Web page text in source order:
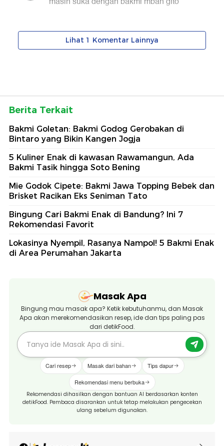
Berita Terkait
Bakmi Goletan: Bakmi Godog Gerobakan di
Bintaro yang Bikin Kangen Jogja
5 Kuliner Enak di kawasan Rawamangun, Ada
Bakmi Tasik hingga Soto Bening
Mie Godok Cipete: Bakmi Jawa Topping Bebek dan
Brisket Racikan Eks Seniman Tato
Bingung Cari Bakmi Enak di Bandung? Ini 7
Rekomendasi Favorit
Lokasinya Nyempil, Rasanya Nampol! 5 Bakmi Enak
di Area Perumahan Jakarta
Masak Apa
Bingung mau masak apa? Ketik kebutuhanmu, dan Masak
Apa akan merekomendasikan resep, ide dan tips paling pas
dari detikFood.
Cari resep Masak dari bahan Tips dapur
Rekomendasi menu berbuka
Rekomendasi dihasilkan dengan bantuan AI berdasarkan konten
detikFood. Pembaca disarankan untuk tetap melakukan pengecekan
ulang sebelum digunakan.